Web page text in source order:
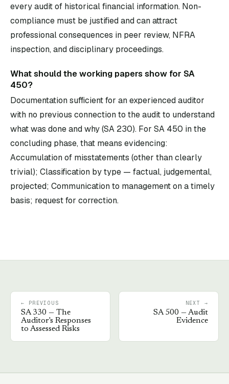
every audit of historical financial information. Non-
compliance must be justified and can attract
professional consequences in peer review, NFRA
inspection, and disciplinary proceedings.
What should the working papers show for SA
450?
Documentation sufficient for an experienced auditor
with no previous connection to the audit to understand
what was done and why (SA 230). For SA 450 in the
concluding phase, that means evidencing:
Accumulation of misstatements (other than clearly
trivial); Classification by type — factual, judgemental,
projected; Communication to management on a timely
basis; request for correction.
← PREVIOUS
SA330 — The
Auditor's Responses
to Assessed Risks
NEXT →
SA500 — Audit
Evidence